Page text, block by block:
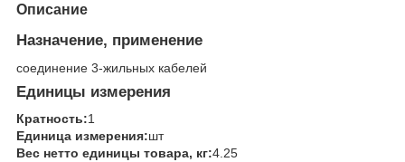
Описание
Назначение, применение
соединение 3-жильных кабелей
Единицы измерения
Кратность:1
Единица измерения:шт
Вес нетто единицы товара, кг:4.25